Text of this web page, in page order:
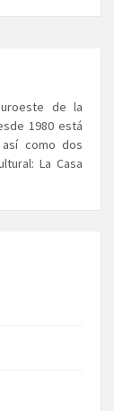
de la
1980 está
así como dos
La Casa